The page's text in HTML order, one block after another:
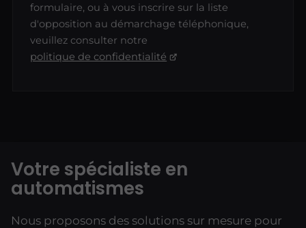
formulaire, ou à vous inscrire sur la liste
d'opposition au démarchage téléphonique,
veuillez consulter notre
politique de confidentialité
Votre spécialiste en
automatismes
Nous proposons des solutions sur mesure pour